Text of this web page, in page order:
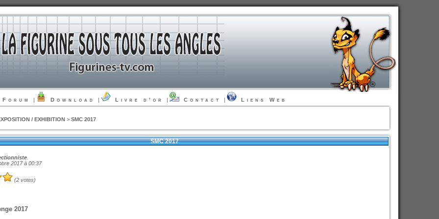
Forum | Download | Livre d’or | Contact | Liens Web
/ EXHIBITION > SMC 2017
SMC 2017
2017 à 00:37
(2 votes)
2017